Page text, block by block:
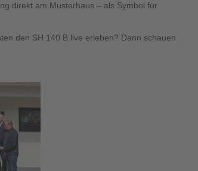
direkt am Musterhaus – als Symbol für
den SH 140 B live erleben? Dann schauen